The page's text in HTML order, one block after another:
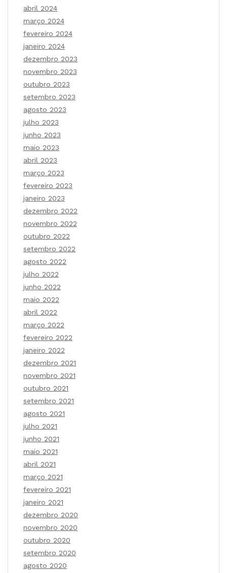
abril 2024
março 2024
fevereiro 2024
janeiro 2024
dezembro 2023
novembro 2023
outubro 2023
setembro 2023
agosto 2023
julho 2023
junho 2023
maio 2023
abril 2023
março 2023
fevereiro 2023
janeiro 2023
dezembro 2022
novembro 2022
outubro 2022
setembro 2022
agosto 2022
julho 2022
junho 2022
maio 2022
abril 2022
março 2022
fevereiro 2022
janeiro 2022
dezembro 2021
novembro 2021
outubro 2021
setembro 2021
agosto 2021
julho 2021
junho 2021
maio 2021
abril 2021
março 2021
fevereiro 2021
janeiro 2021
dezembro 2020
novembro 2020
outubro 2020
setembro 2020
agosto 2020